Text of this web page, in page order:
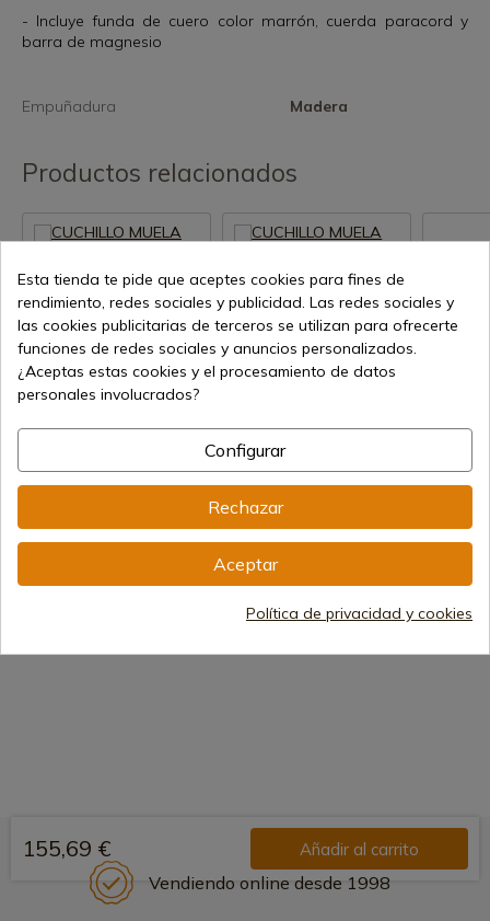
- Incluye funda de cuero color marrón, cuerda paracord y
barra de magnesio
Empuñadura Madera
Productos relacionados
Ver producto
CUCHILLO MUELA DUQUE
Envío de 7 a 15 días
REF: KODIAK-10M
Muela
CUCHILLO MUELA
KODIAK-10M
Envío de 7 a 15 días
102,16 €
Envío
155,69 € Añadir al carrito
Vendiendo online desde 1998
Esta tienda te pide que aceptes cookies para fines de
rendimiento, redes sociales y publicidad. Las redes sociales y
las cookies publicitarias de terceros se utilizan para ofrecerte
funciones de redes sociales y anuncios personalizados.
¿Aceptas estas cookies y el procesamiento de datos
personales involucrados?
Configurar
Rechazar
Aceptar
Política de privacidad y cookies